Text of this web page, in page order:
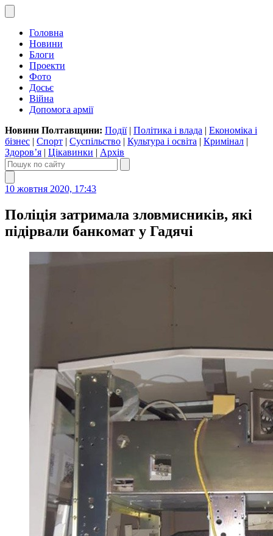
Головна
Новини
Блоги
Проекти
Фото
Досьє
Війна
Допомога армії
Новини Полтавщини: Події| Політика і влада | Економіка і
бізнес | Спорт | Суспільство | Культура і освіта | Кримінал |
Здоров’я | Цікавинки | Архів
10 жовтня 2020, 17:43
Поліція затримала зловмисників, які
підірвали банкомат у Гадячі